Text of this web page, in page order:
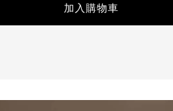
加入購物車